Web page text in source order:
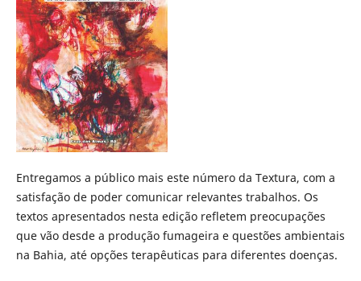
Entregamos a público mais este número da Textura, com a
satisfação de poder comunicar relevantes trabalhos. Os
textos apresentados nesta edição refletem preocupações
que vão desde a produção fumageira e questões ambientais
na Bahia, até opções terapêuticas para diferentes doenças.